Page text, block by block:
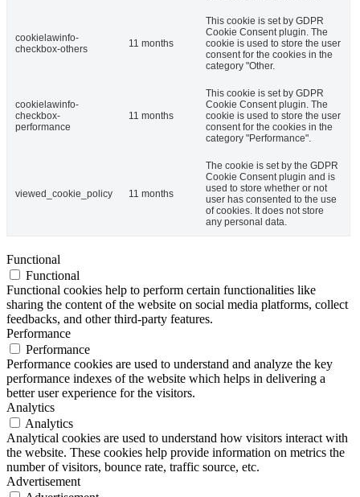
cookielawinfo-
checkbox-others
11 months
This cookie is set by GDPR
Cookie Consent plugin. The
cookie is used to store the user
consent for the cookies in the
category "Other.
cookielawinfo-
checkbox-
performance
11 months
This cookie is set by GDPR
Cookie Consent plugin. The
cookie is used to store the user
consent for the cookies in the
category "Performance".
viewed_cookie_policy 11 months
The cookie is set by the GDPR
Cookie Consent plugin and is
used to store whether or not
user has consented to the use
of cookies. It does not store
any personal data.
Functional
Functional
Functional cookies help to perform certain functionalities like
sharing the content of the website on social media platforms, collect
feedbacks, and other third-party features.
Performance
Performance
Performance cookies are used to understand and analyze the key
performance indexes of the website which helps in delivering a
better user experience for the visitors.
Analytics
Analytics
Analytical cookies are used to understand how visitors interact with
the website. These cookies help provide information on metrics the
number of visitors, bounce rate, traffic source, etc.
Advertisement